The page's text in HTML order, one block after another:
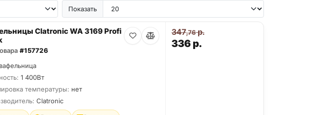
Показать
Clatronic WA 3169 Profi
#157726
вафельница
1 400Вт
температуры: нет
Clatronic
336р.
347,76р.